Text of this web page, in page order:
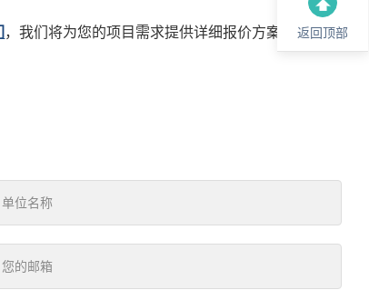
返回顶部
，我们将为您的项目需求提供详细报价方案。